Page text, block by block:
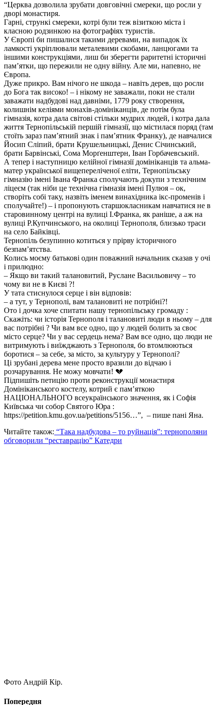
“Церква дозволила зрубати довговічні смереки, що росли у
дворі монастиря.
Гарні, стрункі смереки, котрі були теж візиткою міста і
класною родзинкою на фотографіях туристів.
У Європі би пишалися такими деревами, на випадок їх
ламкості укріплювали металевими скобами, ланцюгами та
іншими конструкціями, лиш би зберегти раритетні історичні
пам’ятки, що пережили не одну війну. Але ми, напевно, не
Європа.
Дуже прикро. Вам нічого не шкода – навіть дерев, що росли
до Бога так високо! – і нікому не заважали, поки не стали
заважати надбудові над давніми, 1779 року створення,
колишнім келіями монахів-домініканців, де потім була
гімназія, котра дала світові стільки мудрих людей, і котра дала
життя Тернопільській першій гімназії, що містилася поряд (там
стоїть зараз пам’ятний знак і пам’ятник Франку), де навчалися
Йосип Сліпий, брати Крушельницькі, Денис Січинський,
брати Барвінські, Сома Морґенштерн, Іван Горбачевський.
А тепер і наступницю келійної гімназії домініканців та альма-
матер української вищепереліченої еліти, Тернопільську
гімназію імені Івана Франка сполучають докупи з технічним
ліцеєм (так ніби це технічна гімназія імені Пулюя – ок,
створіть собі таку, назвіть іменем винахідника ікс-променів і
сполучайте!) – і пропонують старшокласникам навчатися не в
старовинному центрі на вулиці І.Франка, як раніше, а аж на
вулиці Р.Купчинського, на околиці Тернополя, близько траси
на село Байківці.
Тернопіль безупинно котиться у прірву історичного
безпам’ятства.
Колись моєму батькові один поважний начальник сказав у очі
і прилюдно:
– Якщо ви такий талановитий, Руслане Васильовичу – то
чому ви не в Києві ?!
У тата стиснулося серце і він відповів:
– а тут, у Тернополі, вам талановиті не потрібні?!
Ото і дочка хоче спитати нашу тернопільську громаду :
Скажіть: чи історія Тернополя і талановиті люди в ньому – для
вас потрібні ? Чи вам все одно, що у людей болить за своє
місто серце? Чи у вас сердець нема? Вам все одно, що люди не
витримують і виїжджають з Тернополя, бо втомлюються
боротися – за себе, за місто, за культуру у Тернополі?
Ці зрубані дерева мене просто вразили до відчаю і
розчарування. Не можу мовчати! 💔
Підпишіть петицію проти реконструкції монастиря
Домініканського костелу, котрий є пам’яткою
НАЦІОНАЛЬНОГО всеукраїнського значення, як і Софія
Київська чи собор Святого Юра :
https://petition.kmu.gov.ua/petitions/5156…”, – пише пані Яна.
Читайте також: “Така надбудова – то руйнація”: тернополяни
обговорили “реставрацію” Катедри
Фото Андрій Кір.
Попередня